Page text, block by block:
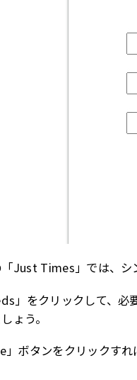
Just Times」では、シ
」をクリックして、
ょう。
」ボタンをクリックす